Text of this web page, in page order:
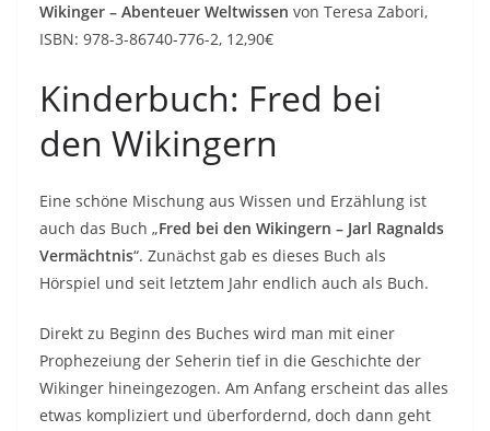
Wikinger – Abenteuer Weltwissen von Teresa Zabori,
ISBN: 978-3-86740-776-2, 12,90€
Kinderbuch: Fred bei
den Wikingern
Eine schöne Mischung aus Wissen und Erzählung ist
auch das Buch „Fred bei den Wikingern – Jarl Ragnalds
Vermächtnis“. Zunächst gab es dieses Buch als
Hörspiel und seit letztem Jahr endlich auch als Buch.
Direkt zu Beginn des Buches wird man mit einer
Prophezeiung der Seherin tief in die Geschichte der
Wikinger hineingezogen. Am Anfang erscheint das alles
etwas kompliziert und überfordernd, doch dann geht